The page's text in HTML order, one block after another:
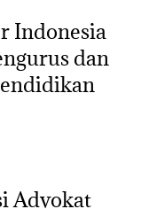
Indonesia
dan
Advokat